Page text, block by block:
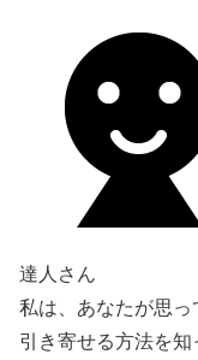
達人さん
私は、あなたが思
引き寄せる方法を知